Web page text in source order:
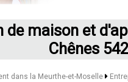
de maison et
Chênes
dans la Meurthe-et-Moselle